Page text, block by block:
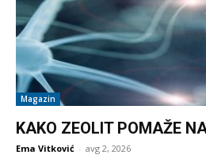
Magazin
KAKO ZEOLIT POMAŽE
Ema Vitković - avg 2, 2026